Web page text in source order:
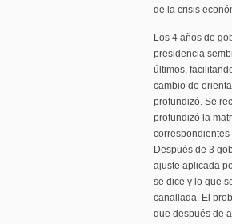
de la crisis
Los 4 años de
presidencia
últimos,
cambio de
profundizó. Se
profundizó la
Después de 3
ajuste aplicada
se dice y lo que
canallada. El
que después de